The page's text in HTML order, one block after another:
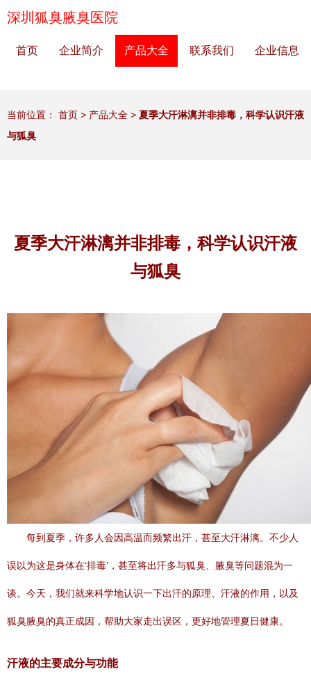
深圳狐臭腋臭医院
首页 企业简介 产品大全 联系我们 企业信息
当前位置： 首页 > 产品大全 > 夏季大汗淋漓并非排毒，科学认识汗液
与狐臭
夏季大汗淋漓并非排毒，科学认识汗液
与狐臭
每到夏季，许多人会因高温而频繁出汗，甚至大汗淋漓。不少人
误以为这是身体在‘排毒’，甚至将出汗多与狐臭、腋臭等问题混为一
谈。今天，我们就来科学地认识一下出汗的原理、汗液的作用，以及
狐臭腋臭的真正成因，帮助大家走出误区，更好地管理夏日健康。
汗液的主要成分与功能